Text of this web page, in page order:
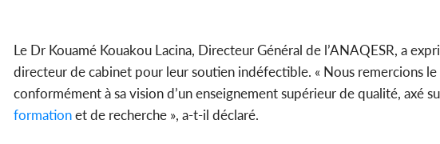
Le Dr Kouamé Kouakou Lacina, Directeur Général de l’ANAQESR, a
directeur de cabinet pour leur soutien indéfectible. « Nous remercions
conformément à sa vision d’un enseignement supérieur de qualité, axé
formationet de recherche », a-t-il déclaré.